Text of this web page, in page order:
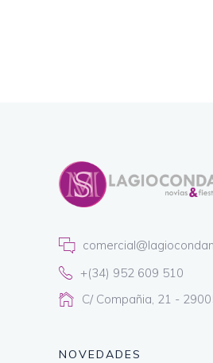
+(34) 952 609 510
C/ Compañia, 21 -
NOVEDADES